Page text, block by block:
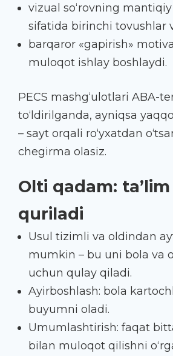
vizual so‘rovning
sifatida birinchi tovushlar
barqaror «gapirish»
muloqot ishlay boshlaydi.
PECS mashg‘ulotlari ABA-
to‘ldirilganda, ayniqsa
– sayt orqali ro‘yxatdan
chegirma olasiz.
Olti qadam:
quriladi
Usul tizimli va oldindan
mumkin – bu uni bola va
uchun qulay qiladi.
Ayirboshlash: bola
buyumni oladi.
Umumlashtirish: faqat
bilan muloqot qilishni